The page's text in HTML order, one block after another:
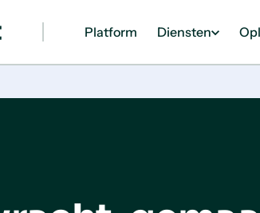
Platform Diensten